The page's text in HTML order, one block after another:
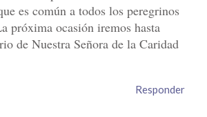
es común a todos los peregrinos
próxima ocasión iremos hasta
de Nuestra Señora de la Caridad
Responder